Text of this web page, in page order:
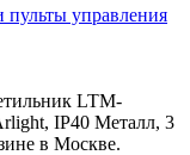
пульты управления
LTM-
IP40 Металл, 3
в Москве.